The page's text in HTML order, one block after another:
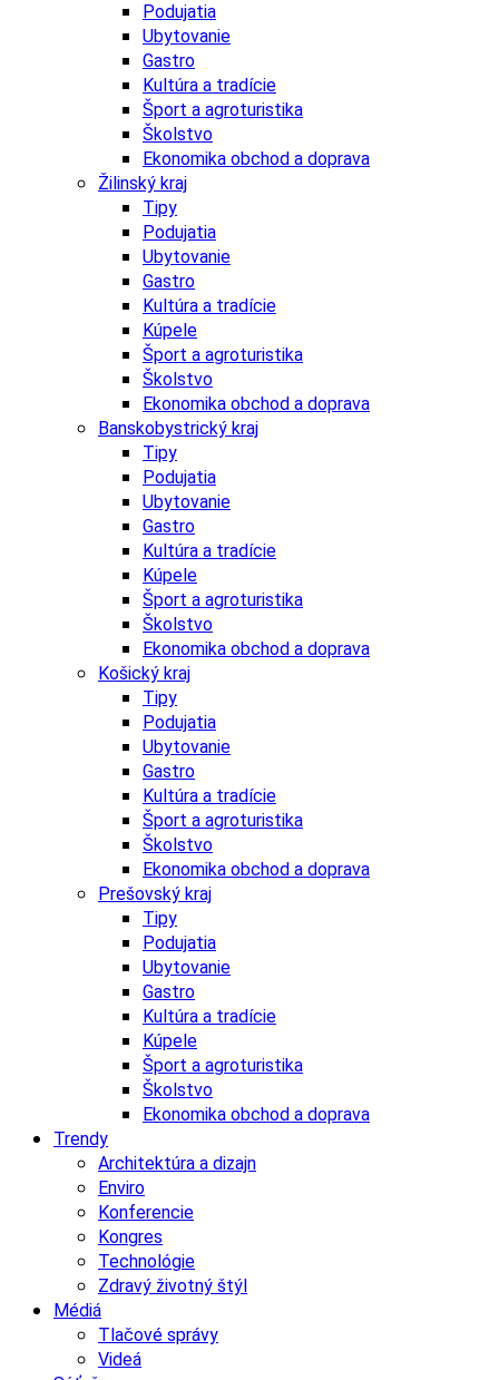
Podujatia
Ubytovanie
Gastro
Kultúra a tradície
Šport a agroturistika
Školstvo
Ekonomika obchod a doprava
Žilinský kraj
Tipy
Podujatia
Ubytovanie
Gastro
Kultúra a tradície
Kúpele
Šport a agroturistika
Školstvo
Ekonomika obchod a doprava
Banskobystrický kraj
Tipy
Podujatia
Ubytovanie
Gastro
Kultúra a tradície
Kúpele
Šport a agroturistika
Školstvo
Ekonomika obchod a doprava
Košický kraj
Tipy
Podujatia
Ubytovanie
Gastro
Kultúra a tradície
Šport a agroturistika
Školstvo
Ekonomika obchod a doprava
Prešovský kraj
Tipy
Podujatia
Ubytovanie
Gastro
Kultúra a tradície
Kúpele
Šport a agroturistika
Školstvo
Ekonomika obchod a doprava
Trendy
Architektúra a dizajn
Enviro
Konferencie
Kongres
Technológie
Zdravý životný štýl
Médiá
Tlačové správy
Videá